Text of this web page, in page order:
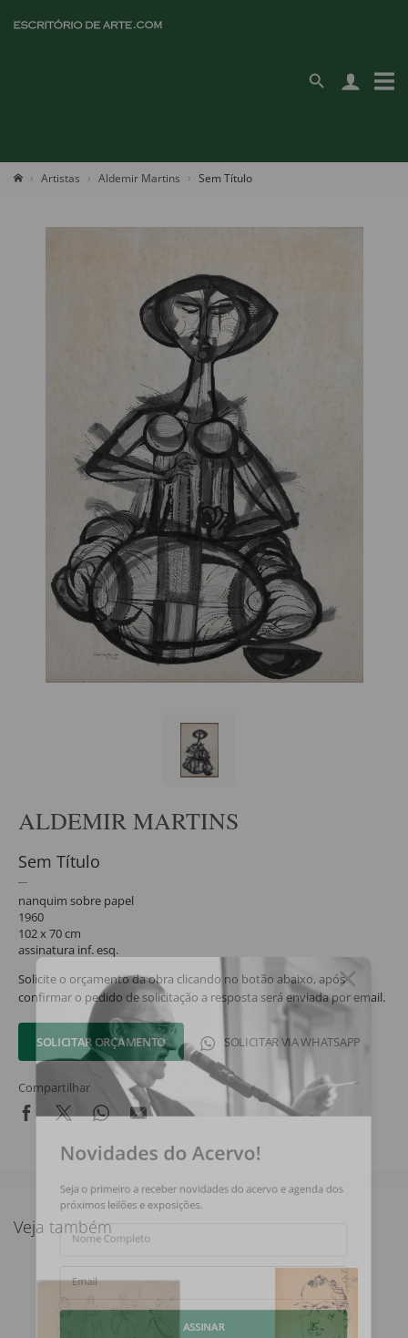
Artistas Aldemir Martins Sem Título
ALDEMIR MARTINS
Sem Título
nanquim sobre papel
1960
102 x 70 cm
assinatura inf. esq.
Solicite o orçamento da obra clicando no botão abaixo, após
confirmar o pedido de solicitação a resposta será enviada por email.
SOLICITAR ORÇAMENTO SOLICITAR VIA WHATSAPP
Compartilhar
Veja também
Novidades do Acervo!
Seja o primeiro a receber novidades do acervo e agenda dos
próximos leilões e exposições.
Nome Completo
Email